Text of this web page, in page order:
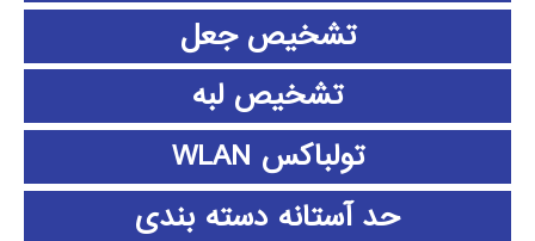
تشخیص جعل
تشخیص لبه
تولباکس WLAN
حد آستانه دسته بندی